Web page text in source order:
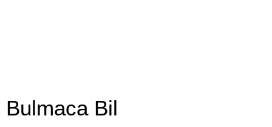
Bulmaca Bil